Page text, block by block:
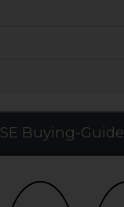
Buying-Guide